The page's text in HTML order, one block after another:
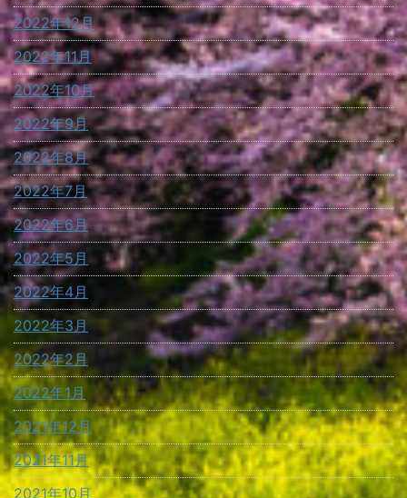
2022年12月
2022年11月
2022年10月
2022年9月
2022年8月
2022年7月
2022年6月
2022年5月
2022年4月
2022年3月
2022年2月
2022年1月
2021年12月
2021年11月
2021年10月